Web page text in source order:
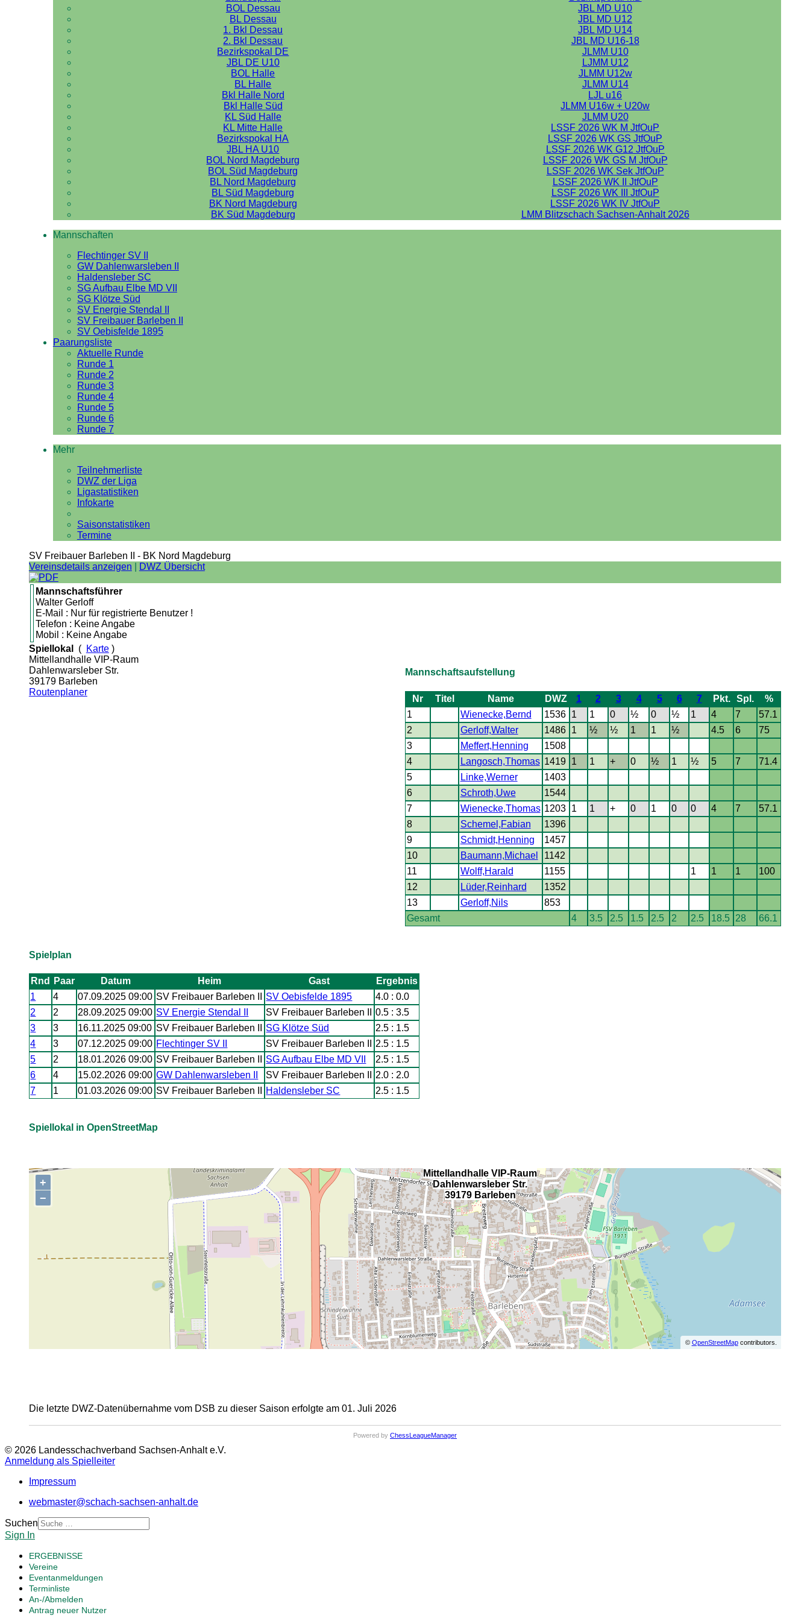
BOL Dessau
JBL MD U10
BL Dessau
JBL MD U12
1. Bkl Dessau
JBL MD U14
2. Bkl Dessau
JBL MD U16-18
Bezirkspokal DE
JLMM U10
JBL DE U10
LJMM U12
BOL Halle
JLMM U12w
BL Halle
JLMM U14
Bkl Halle Nord
LJL u16
Bkl Halle Süd
JLMM U16w + U20w
KL Süd Halle
JLMM U20
KL Mitte Halle
LSSF 2026 WK M JtfOuP
Bezirkspokal HA
LSSF 2026 WK GS JtfOuP
JBL HA U10
LSSF 2026 WK G12 JtfOuP
BOL Nord Magdeburg
LSSF 2026 WK GS M JtfOuP
BOL Süd Magdeburg
LSSF 2026 WK Sek JtfOuP
BL Nord Magdeburg
LSSF 2026 WK II JtfOuP
BL Süd Magdeburg
LSSF 2026 WK III JtfOuP
BK Nord Magdeburg
LSSF 2026 WK IV JtfOuP
BK Süd Magdeburg
LMM Blitzschach Sachsen-Anhalt 2026
Mannschaften
Flechtinger SV II
GW Dahlenwarsleben II
Haldensleber SC
SG Aufbau Elbe MD VII
SG Klötze Süd
SV Energie Stendal II
SV Freibauer Barleben II
SV Oebisfelde 1895
Paarungsliste
Aktuelle Runde
Runde 1
Runde 2
Runde 3
Runde 4
Runde 5
Runde 6
Runde 7
Mehr
Teilnehmerliste
DWZ der Liga
Ligastatistiken
Infokarte
Saisonstatistiken
Termine
SV Freibauer Barleben II - BK Nord Magdeburg
Vereinsdetails anzeigen
DWZ Übersicht
Mannschaftsführer
Walter Gerloff
E-Mail : Nur für registrierte Benutzer !
Telefon : Keine Angabe
Mobil : Keine Angabe
Spiellokal
( Karte)
Mittellandhalle VIP-Raum
Dahlenwarsleber Str.
39179 Barleben
Routenplaner
Mannschaftsaufstellung
Nr Titel Name DWZ 1 2 3 4 5 6 7 Pkt. Spl.
%
1
Wienecke,Bernd 1536 1 1 0 ½ 0 ½ 1 4 7
57.1
2
Gerloff,Walter 1486 1 ½ ½ 1 1 ½ 4.5 6
75
3
Meffert,Henning
1508
4
Langosch,Thomas 1419 1 1 + 0 ½ 1 ½ 5 7
71.4
5
Linke,Werner
1403
6
Schroth,Uwe
1544
7
Wienecke,Thomas 1203 1 1 + 0 1 0 0 4 7
57.1
8
Schemel,Fabian
1396
9
Schmidt,Henning
1457
10
Baumann,Michael
1142
11
Wolff,Harald 1155 1 1 1
100
12
Lüder,Reinhard
1352
13
Gerloff,Nils
853
Gesamt
4 3.5 2.5 1.5 2.5 2 2.5 18.5 28 66.1
Spielplan
Rnd Paar Datum Heim Gast
Ergebnis
1
4 07.09.2025 09:00 SV Freibauer Barleben II SV Oebisfelde 1895
4.0 : 0.0
2
2 28.09.2025 09:00 SV Energie Stendal II SV Freibauer Barleben II
0.5 : 3.5
3
3 16.11.2025 09:00 SV Freibauer Barleben II SG Klötze Süd
2.5 : 1.5
4
3 07.12.2025 09:00 Flechtinger SV II SV Freibauer Barleben II
2.5 : 1.5
5
2 18.01.2026 09:00 SV Freibauer Barleben II SG Aufbau Elbe MD VII
2.5 : 1.5
6
4 15.02.2026 09:00 GW Dahlenwarsleben II SV Freibauer Barleben II
2.0 : 2.0
7
1 01.03.2026 09:00 SV Freibauer Barleben II Haldensleber SC 2.5 : 1.5
Spiellokal in OpenStreetMap
+
−
© OpenStreetMapcontributors.
Mittellandhalle VIP-Raum
Dahlenwarsleber Str.
39179 Barleben
Die letzte DWZ-Datenübernahme vom DSB zu dieser Saison erfolgte am 01. Juli 2026
Powered by ChessLeagueManager
© 2026 Landesschachverband Sachsen-Anhalt e.V.
Anmeldung als Spielleiter
Impressum
webmaster@schach-sachsen-anhalt.de
Suchen
Sign In
ERGEBNISSE
Vereine
Eventanmeldungen
Terminliste
An-/Abmelden
Antrag neuer Nutzer